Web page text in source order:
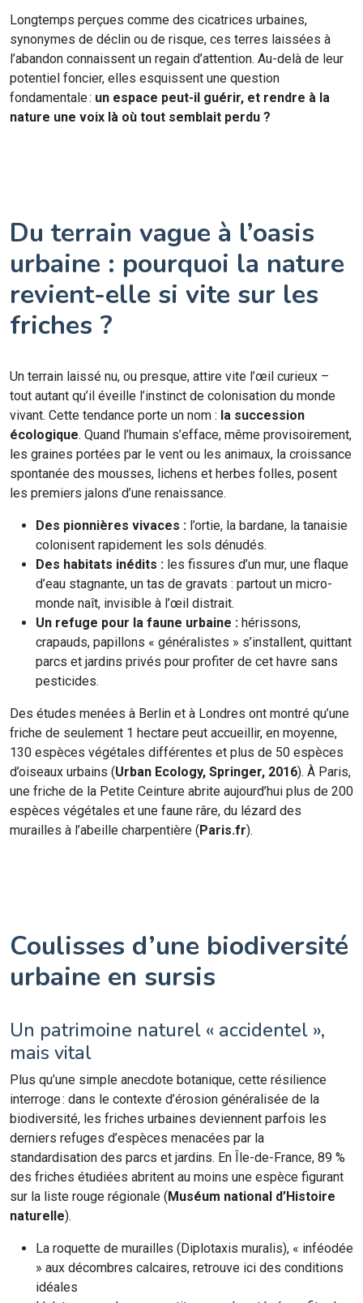
Longtemps perçues comme des cicatrices urbaines,
synonymes de déclin ou de risque, ces terres laissées à
l’abandon connaissent un regain d’attention. Au-delà de leur
potentiel foncier, elles esquissent une question
fondamentale : un espace peut-il guérir, et rendre à la
nature une voix là où tout semblait perdu ?
Du terrain vague à l’oasis
urbaine : pourquoi la nature
revient-elle si vite sur les
friches ?
Un terrain laissé nu, ou presque, attire vite l’œil curieux –
tout autant qu’il éveille l’instinct de colonisation du monde
vivant. Cette tendance porte un nom : la succession
écologique. Quand l’humain s’efface, même provisoirement,
les graines portées par le vent ou les animaux, la croissance
spontanée des mousses, lichens et herbes folles, posent
les premiers jalons d’une renaissance.
Des pionnières vivaces : l’ortie, la bardane, la tanaisie
colonisent rapidement les sols dénudés.
Des habitats inédits : les fissures d’un mur, une flaque
d’eau stagnante, un tas de gravats : partout un micro-
monde naît, invisible à l’œil distrait.
Un refuge pour la faune urbaine : hérissons,
crapauds, papillons « généralistes » s’installent, quittant
parcs et jardins privés pour profiter de cet havre sans
pesticides.
Des études menées à Berlin et à Londres ont montré qu’une
friche de seulement 1 hectare peut accueillir, en moyenne,
130 espèces végétales différentes et plus de 50 espèces
d’oiseaux urbains (Urban Ecology, Springer, 2016). À Paris,
une friche de la Petite Ceinture abrite aujourd’hui plus de 200
espèces végétales et une faune râre, du lézard des
murailles à l’abeille charpentière (Paris.fr).
Coulisses d’une biodiversité
urbaine en sursis
Un patrimoine naturel « accidentel »,
mais vital
Plus qu’une simple anecdote botanique, cette résilience
interroge : dans le contexte d’érosion généralisée de la
biodiversité, les friches urbaines deviennent parfois les
derniers refuges d’espèces menacées par la
standardisation des parcs et jardins. En Île-de-France, 89 %
des friches étudiées abritent au moins une espèce figurant
sur la liste rouge régionale (Muséum national d’Histoire
naturelle).
La roquette de murailles (Diplotaxis muralis), « inféodée
» aux décombres calcaires, retrouve ici des conditions
idéales